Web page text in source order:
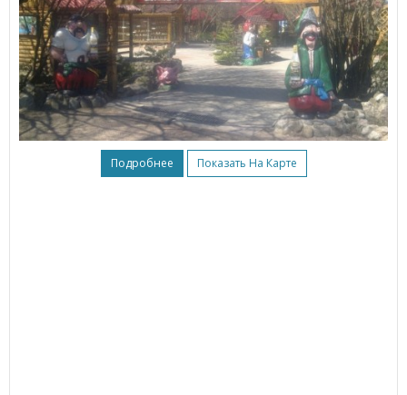
Подробнее Показать На Карте